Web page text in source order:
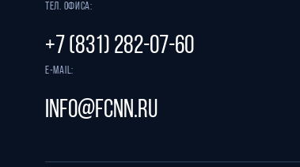
Тел. офиса:
+7 (831) 282-07-60
E-mail:
info@fcnn.ru